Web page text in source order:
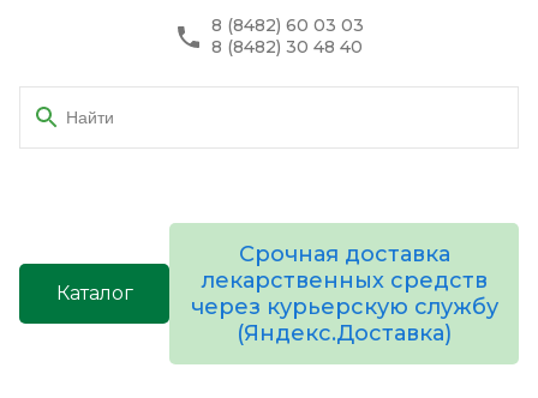
8 (8482) 60 03 03
8 (8482) 30 48 40
Каталог
Срочная доставка
лекарственных средств
через курьерскую службу
(Яндекс.Доставка)